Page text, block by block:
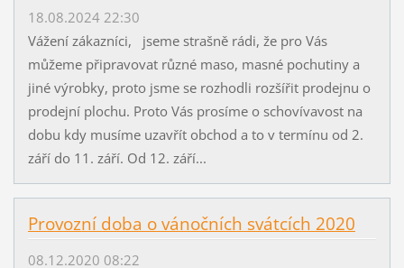
18.08.2024 22:30
Vážení zákazníci, jseme strašně rádi, že pro Vás
můžeme připravovat různé maso, masné pochutiny a
jiné výrobky, proto jsme se rozhodli rozšířit prodejnu o
prodejní plochu. Proto Vás prosíme o schovívavost na
dobu kdy musíme uzavřít obchod a to v termínu od 2.
září do 11. září. Od 12. září...
Provozní doba o vánočních svátcích 2020
08.12.2020 08:22